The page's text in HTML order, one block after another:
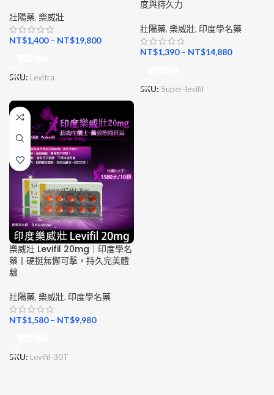
壯陽藥, 樂威壯
NT$1,400– NT$19,800
SKU: Levitra
度與持久力
壯陽藥, 樂威壯, 印度學名藥
NT$1,390– NT$14,880
SKU: Super-levifil
樂威壯 Levifil 20mg｜印度學名
藥丨硬挺無懈可擊，持久完美體
驗
壯陽藥, 樂威壯, 印度學名藥
NT$1,580– NT$9,980
SKU: Levifil-30T